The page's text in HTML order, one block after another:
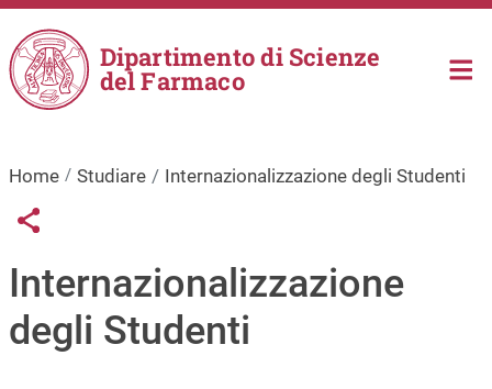
Salta al contenuto principale
Dipartimento di Scienze
del Farmaco
Home Studiare Internazionalizzazione degli Studenti
Links condivisione social
Share button
Internazionalizzazione
degli Studenti